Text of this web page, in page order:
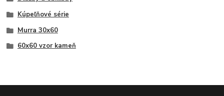
Kúpeľňové série
Murra 30x60
60x60 vzor kameň